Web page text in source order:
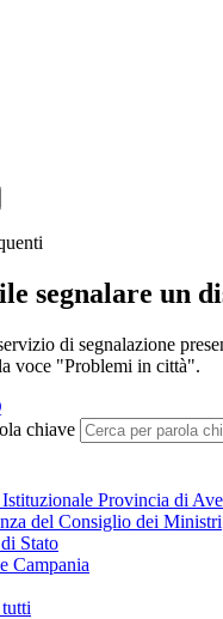
segnalare un
di segnalazione
voce "Problemi in città".
chiave
Istituzionale Provincia di
del Consiglio dei Ministri
Stato
Campania